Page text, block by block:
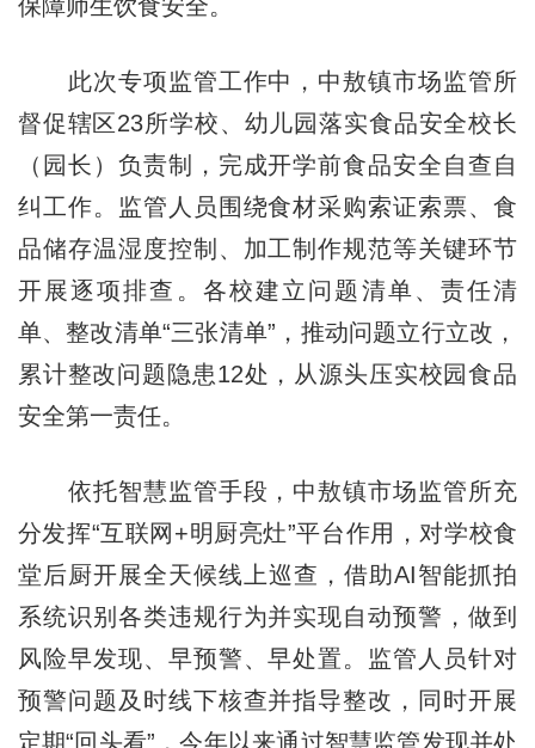
保障师生饮食安全。
此次专项监管工作中，中敖镇市场监管所
督促辖区23所学校、幼儿园落实食品安全校长
（园长）负责制，完成开学前食品安全自查自
纠工作。监管人员围绕食材采购索证索票、食
品储存温湿度控制、加工制作规范等关键环节
开展逐项排查。各校建立问题清单、责任清
单、整改清单“三张清单”，推动问题立行立改，
累计整改问题隐患12处，从源头压实校园食品
安全第一责任。
依托智慧监管手段，中敖镇市场监管所充
分发挥“互联网+明厨亮灶”平台作用，对学校食
堂后厨开展全天候线上巡查，借助AI智能抓拍
系统识别各类违规行为并实现自动预警，做到
风险早发现、早预警、早处置。监管人员针对
预警问题及时线下核查并指导整改，同时开展
定期“回头看”，今年以来通过智慧监管发现并处